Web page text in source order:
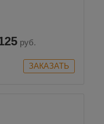
руб.